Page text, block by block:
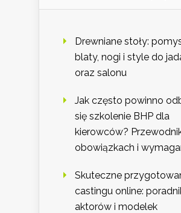
Drewniane stoły:
blaty, nogi i style do
oraz salonu
Jak często powinno
się szkolenie BHP dla
kierowców?
obowiązkach i
Skuteczne
castingu online:
aktorów i modelek